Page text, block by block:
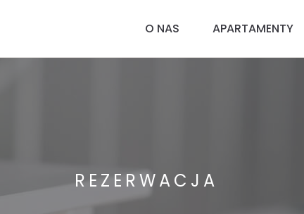
O NAS APARTAMENTY
REZERWACJA